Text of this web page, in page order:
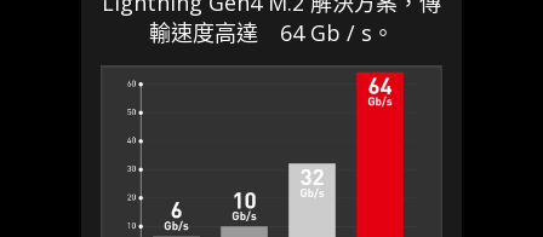
輸速度高達 64 Gb / s。